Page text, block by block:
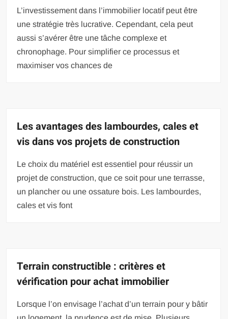
L’investissement dans l’immobilier locatif peut être
une stratégie très lucrative. Cependant, cela peut
aussi s’avérer être une tâche complexe et
chronophage. Pour simplifier ce processus et
maximiser vos chances de
Les avantages des lambourdes, cales et
vis dans vos projets de construction
Le choix du matériel est essentiel pour réussir un
projet de construction, que ce soit pour une terrasse,
un plancher ou une ossature bois. Les lambourdes,
cales et vis font
Terrain constructible : critères et
vérification pour achat immobilier
Lorsque l’on envisage l’achat d’un terrain pour y bâtir